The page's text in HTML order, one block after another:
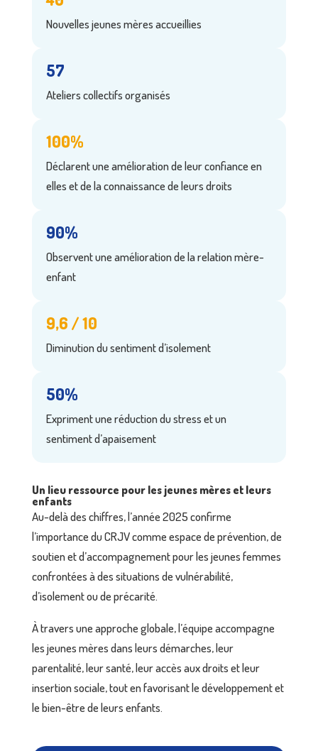
Nouvelles jeunes mères accueillies
57
Ateliers collectifs organisés
100%
Déclarent une amélioration de leur confiance en
elles et de la connaissance de leurs droits
90%
Observent une amélioration de la relation mère-
enfant
9,6 / 10
Diminution du sentiment d’isolement
50%
Expriment une réduction du stress et un
sentiment d’apaisement
Un lieu ressource pour les jeunes mères et leurs
enfants
Au-delà des chiffres, l’année 2025 confirme
l’importance du CRJV comme espace de prévention, de
soutien et d’accompagnement pour les jeunes femmes
confrontées à des situations de vulnérabilité,
d’isolement ou de précarité.
À travers une approche globale, l’équipe accompagne
les jeunes mères dans leurs démarches, leur
parentalité, leur santé, leur accès aux droits et leur
insertion sociale, tout en favorisant le développement et
le bien-être de leurs enfants.